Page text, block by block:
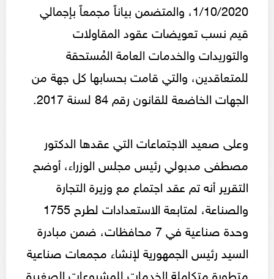
1/10/2020، والمتضمن بياناً مجمعاً بإجمالي
قيم نسب تعويضات عقود المقاولات
والتوريدات والخدمات العامة المُستحقة
للمتعاقدين، والتي قامت بحسابها كل جهة من
الجهات الخاضعة للقانون رقم 84 لسنة 2017.
وعلى صعيد الاجتماعات التي عقدها الدكتور
مصطفى مدبولي رئيس مجلس الوزراء، أوضح
التقرير أنه تم عقد اجتماع مع وزيرة التجارة
والصناعة، لمتابعة الاستعدادات لطرح 1755
وحدة صناعية في 7 محافظات، ضمن مبادرة
السيد رئيس الجمهورية لإنشاء مجمعات صناعية
متطورة متكاملة الخدمات للمشروعات الصغيرة